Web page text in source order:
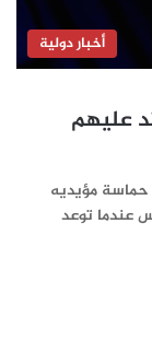
أخبار دولية
عليهم
حماسة مؤيديه
عندما توعد